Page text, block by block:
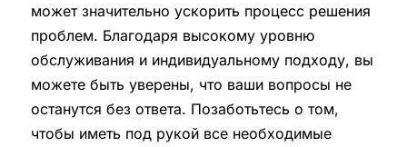
может значительно ускорить процесс решения
проблем. Благодаря высокому уровню
обслуживания и индивидуальному подходу, вы
можете быть уверены, что ваши вопросы не
останутся без ответа. Позаботьтесь о том,
чтобы иметь под рукой все необходимые